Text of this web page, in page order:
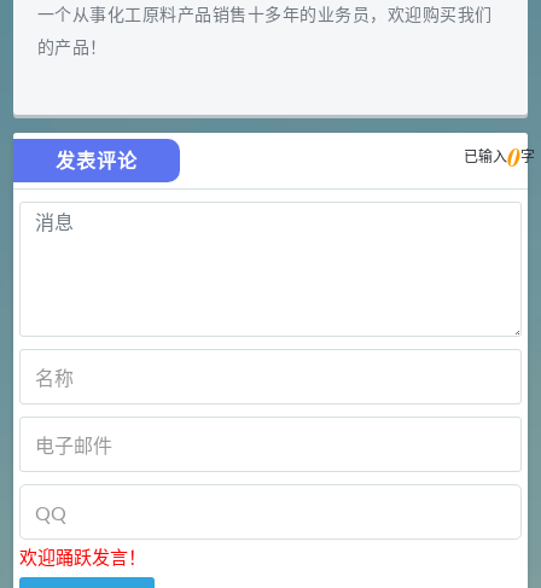
一个从事化工原料产品销售十多年的业务员，欢迎购买我们
的产品！
发表评论 已输入0字
欢迎踊跃发言！